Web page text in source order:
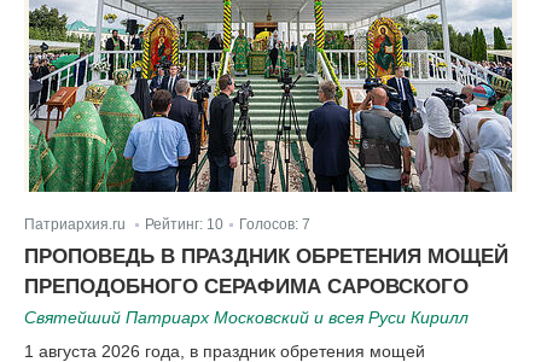
Патриархия.ru | Рейтинг: 10 Голосов: 7
ПРОПОВЕДЬ В ПРАЗДНИК ОБРЕТЕНИЯ МОЩЕЙ
ПРЕПОДОБНОГО СЕРАФИМА САРОВСКОГО
Святейший Патриарх Московский и всея Руси Кирилл
1 августа 2026 года, в праздник обретения мощей